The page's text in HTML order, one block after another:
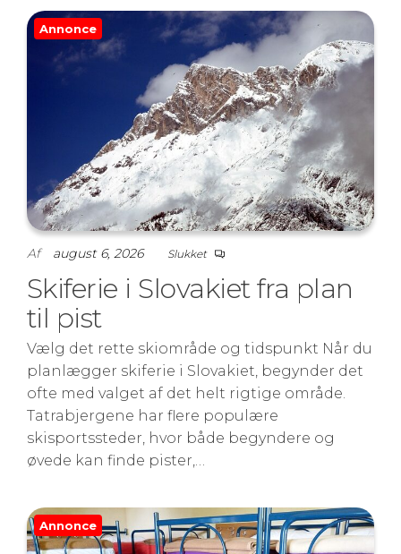
Annonce
Af august 6, 2026 Slukket
Skiferie i Slovakiet fra plan
til pist
Vælg det rette skiområde og tidspunkt Når du
planlægger skiferie i Slovakiet, begynder det
ofte med valget af det helt rigtige område.
Tatrabjergene har flere populære
skisportssteder, hvor både begyndere og
øvede kan finde pister,…
Annonce